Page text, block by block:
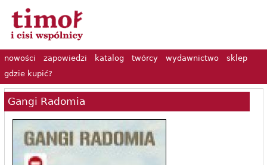
nowości zapowiedzi katalog twórcy wydawnictwo
sklep
gdzie kupić?
Gangi Radomia